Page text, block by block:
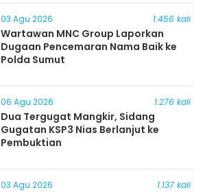
03 Agu 2026 1.456 kali
Wartawan MNC Group Laporkan
Dugaan Pencemaran Nama Baik ke
Polda Sumut
06 Agu 2026 1.276 kali
Dua Tergugat Mangkir, Sidang
Gugatan KSP3 Nias Berlanjut ke
Pembuktian
03 Agu 2026 1.137 kali